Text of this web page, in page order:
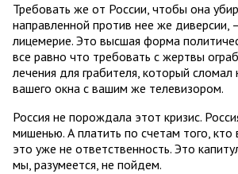
Требовать же от России, чтобы она
направленной против нее же диверсии,
лицемерие. Это высшая форма
все равно что требовать с жертвы
лечения для грабителя, который сломал
вашего окна с вашим же телевизором.
Россия не порождала этот кризис.
мишенью. А платить по счетам того, кто
это уже не ответственность. Это
мы, разумеется, не пойдем.